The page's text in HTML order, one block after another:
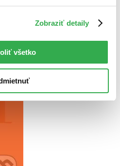
Zobraziť detaily
všetko